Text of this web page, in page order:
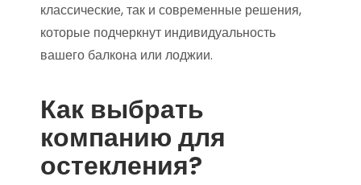
классические, так и современные решения,
которые подчеркнут индивидуальность
вашего балкона или лоджии.
Как выбрать
компанию для
остекления?